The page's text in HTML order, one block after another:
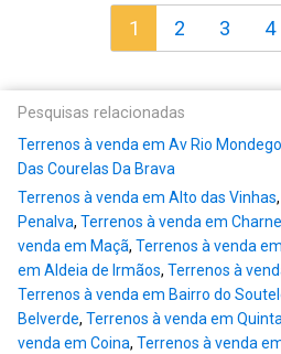
1 2 3 4
Pesquisas relacionadas
Terrenos à venda em Av Rio Mondego
Das Courelas Da Brava
Terrenos à venda em Alto das Vinhas,
Penalva, Terrenos à venda em
venda em Maçã, Terrenos à venda
em Aldeia de Irmãos, Terrenos à
Terrenos à venda em Bairro do
Belverde, Terrenos à venda em
venda em Coina, Terrenos à venda